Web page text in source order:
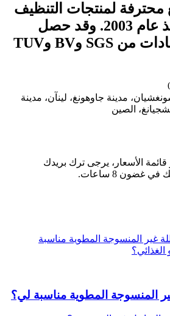
لمنتجات التنظيف
غير المنسوجة منذ عام 2003. وقد حصل
مصنعنا على اعتمادات من SGS وBV وTUV
تشونغشيان، مدينة جاوهونغ، لينآن، مدينة
الصين
قائمة الأسعار، يرجى ترك بريدك
غضون 8 ساعات.
المنسوجة المطوية مناسبة لي؟